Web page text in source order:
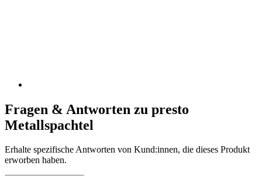
Fragen & Antworten zu presto
Metallspachtel
Erhalte spezifische Antworten von Kund:innen, die dieses Produkt
erworben haben.